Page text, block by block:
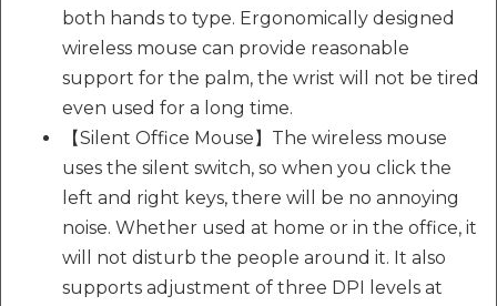
both hands to type. Ergonomically designed
wireless mouse can provide reasonable
support for the palm, the wrist will not be tired
even used for a long time.
【Silent Office Mouse】The wireless mouse
uses the silent switch, so when you click the
left and right keys, there will be no annoying
noise. Whether used at home or in the office, it
will not disturb the people around it. It also
supports adjustment of three DPI levels at